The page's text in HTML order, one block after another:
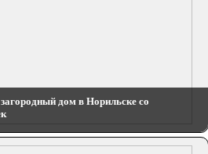
дом в Норильске со